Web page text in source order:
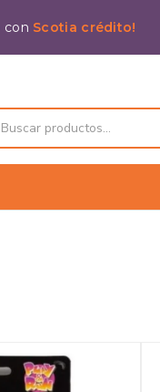
con Scotia crédito!